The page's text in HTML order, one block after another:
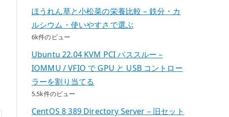
ほうれん草と小松菜の栄養比較 – 鉄分・カ
ルシウム・使いやすさで選ぶ
6k件のビュー
Ubuntu 22.04 KVM PCI パススルー –
IOMMU / VFIO で GPU と USB コントロー
ラーを割り当てる
5.5k件のビュー
CentOS 8 389 Directory Server – 旧セット